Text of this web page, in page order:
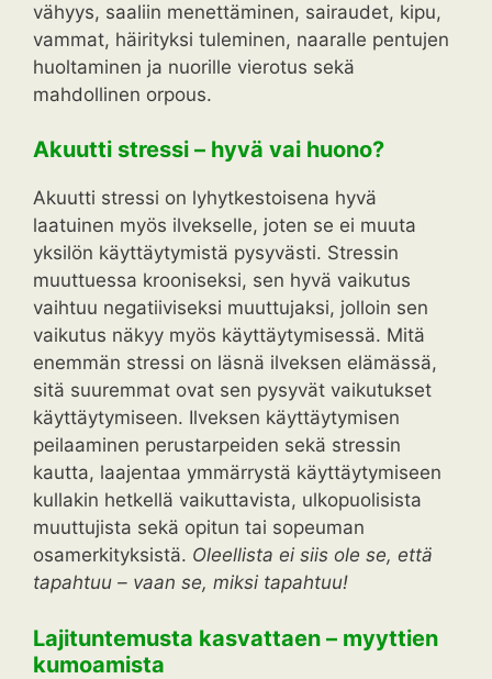
vähyys, saaliin menettäminen, sairaudet, kipu,
vammat, häirityksi tuleminen, naaralle pentujen
huoltaminen ja nuorille vierotus sekä
mahdollinen orpous.
Akuutti stressi – hyvä vai huono?
Akuutti stressi on lyhytkestoisena hyvä
laatuinen myös ilvekselle, joten se ei muuta
yksilön käyttäytymistä pysyvästi. Stressin
muuttuessa krooniseksi, sen hyvä vaikutus
vaihtuu negatiiviseksi muuttujaksi, jolloin sen
vaikutus näkyy myös käyttäytymisessä. Mitä
enemmän stressi on läsnä ilveksen elämässä,
sitä suuremmat ovat sen pysyvät vaikutukset
käyttäytymiseen. Ilveksen käyttäytymisen
peilaaminen perustarpeiden sekä stressin
kautta, laajentaa ymmärrystä käyttäytymiseen
kullakin hetkellä vaikuttavista, ulkopuolisista
muuttujista sekä opitun tai sopeuman
osamerkityksistä. Oleellista ei siis ole se, että
tapahtuu – vaan se, miksi tapahtuu!
Lajituntemusta kasvattaen – myyttien
kumoamista